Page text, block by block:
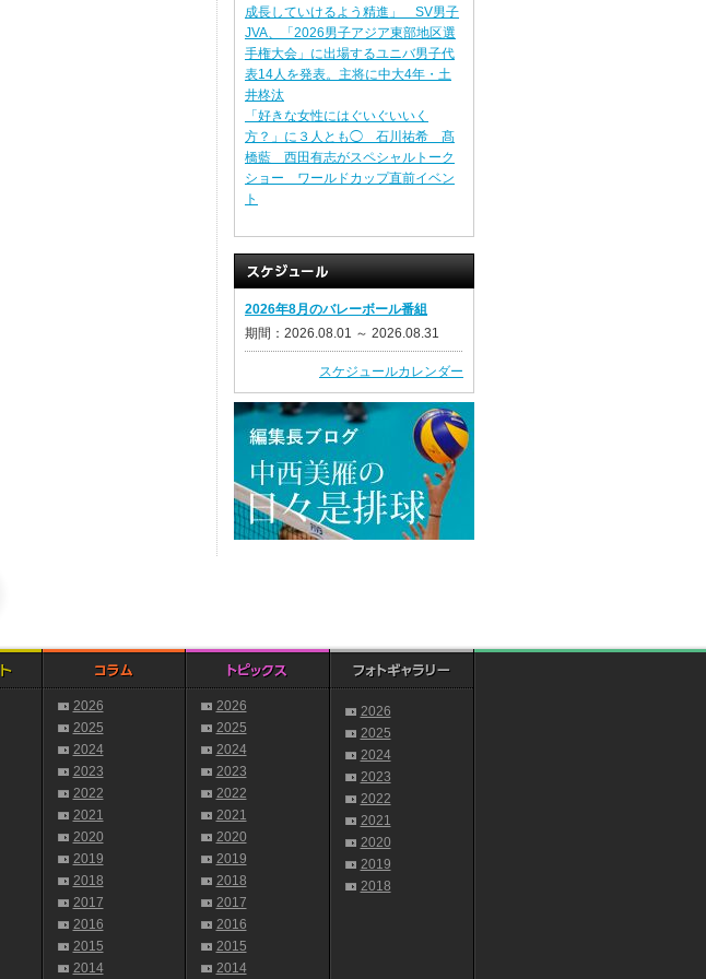
成長していけるよう精進」 SV男子
JVA、「2026男子アジア東部地区選
手権大会」に出場するユニバ男子代
表14人を発表。主将に中大4年・土
井柊汰
「好きな女性にはぐいぐいいく
方？」に３人とも◯ 石川祐希 髙
橋藍 西田有志がスペシャルトーク
ショー ワールドカップ直前イベン
ト
2026年8月のバレーボール番組
期間：2026.08.01 ～ 2026.08.31
スケジュールカレンダー
2026
2025
2024
2023
2022
2021
2020
2019
2018
2017
2016
2015
2014
2026
2025
2024
2023
2022
2021
2020
2019
2018
2017
2016
2015
2014
2026
2025
2024
2023
2022
2021
2020
2019
2018